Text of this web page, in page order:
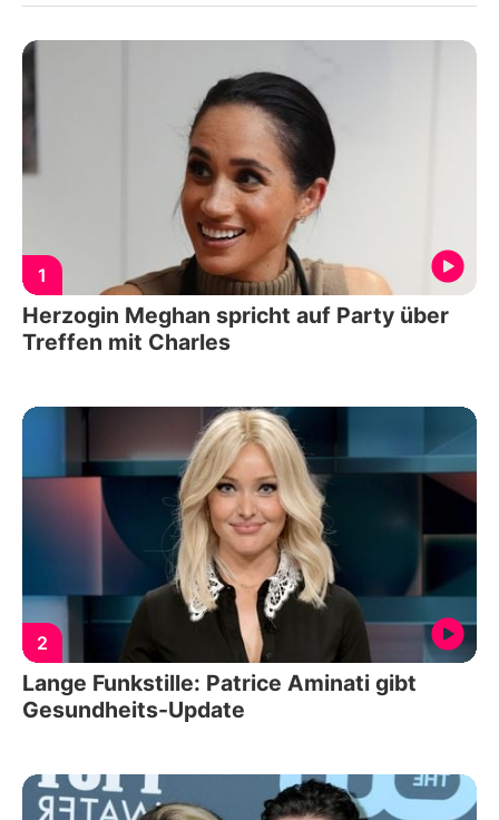
1
Herzogin Meghan spricht auf Party über
Treffen mit Charles
2
Lange Funkstille: Patrice Aminati gibt
Gesundheits-Update